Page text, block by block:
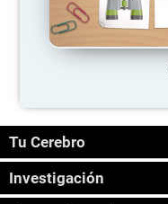
Tu Cerebro
Investigación